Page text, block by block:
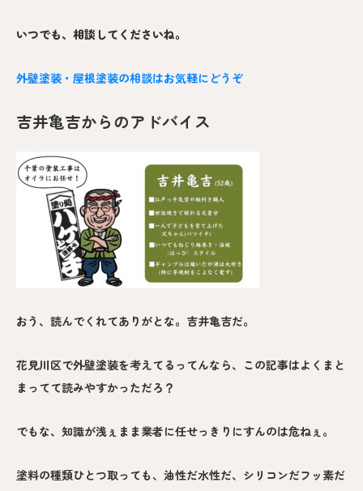
いつでも、相談してくださいね。
外壁塗装・屋根塗装の相談はお気軽にどうぞ
吉井亀吉からのアドバイス
おう、読んでくれてありがとな。吉井亀吉だ。
花見川区で外壁塗装を考えてるってんなら、この記事はよくまと
まってて読みやすかっただろ？
でもな、知識が浅ぇまま業者に任せっきりにすんのは危ねぇ。
塗料の種類ひとつ取っても、油性だ水性だ、シリコンだフッ素だ